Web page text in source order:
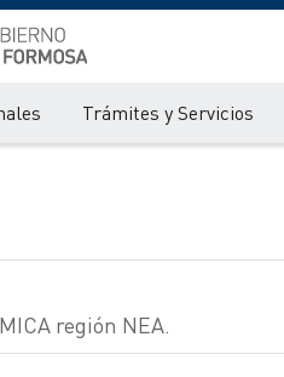
Trámites y Servicios
región NEA.